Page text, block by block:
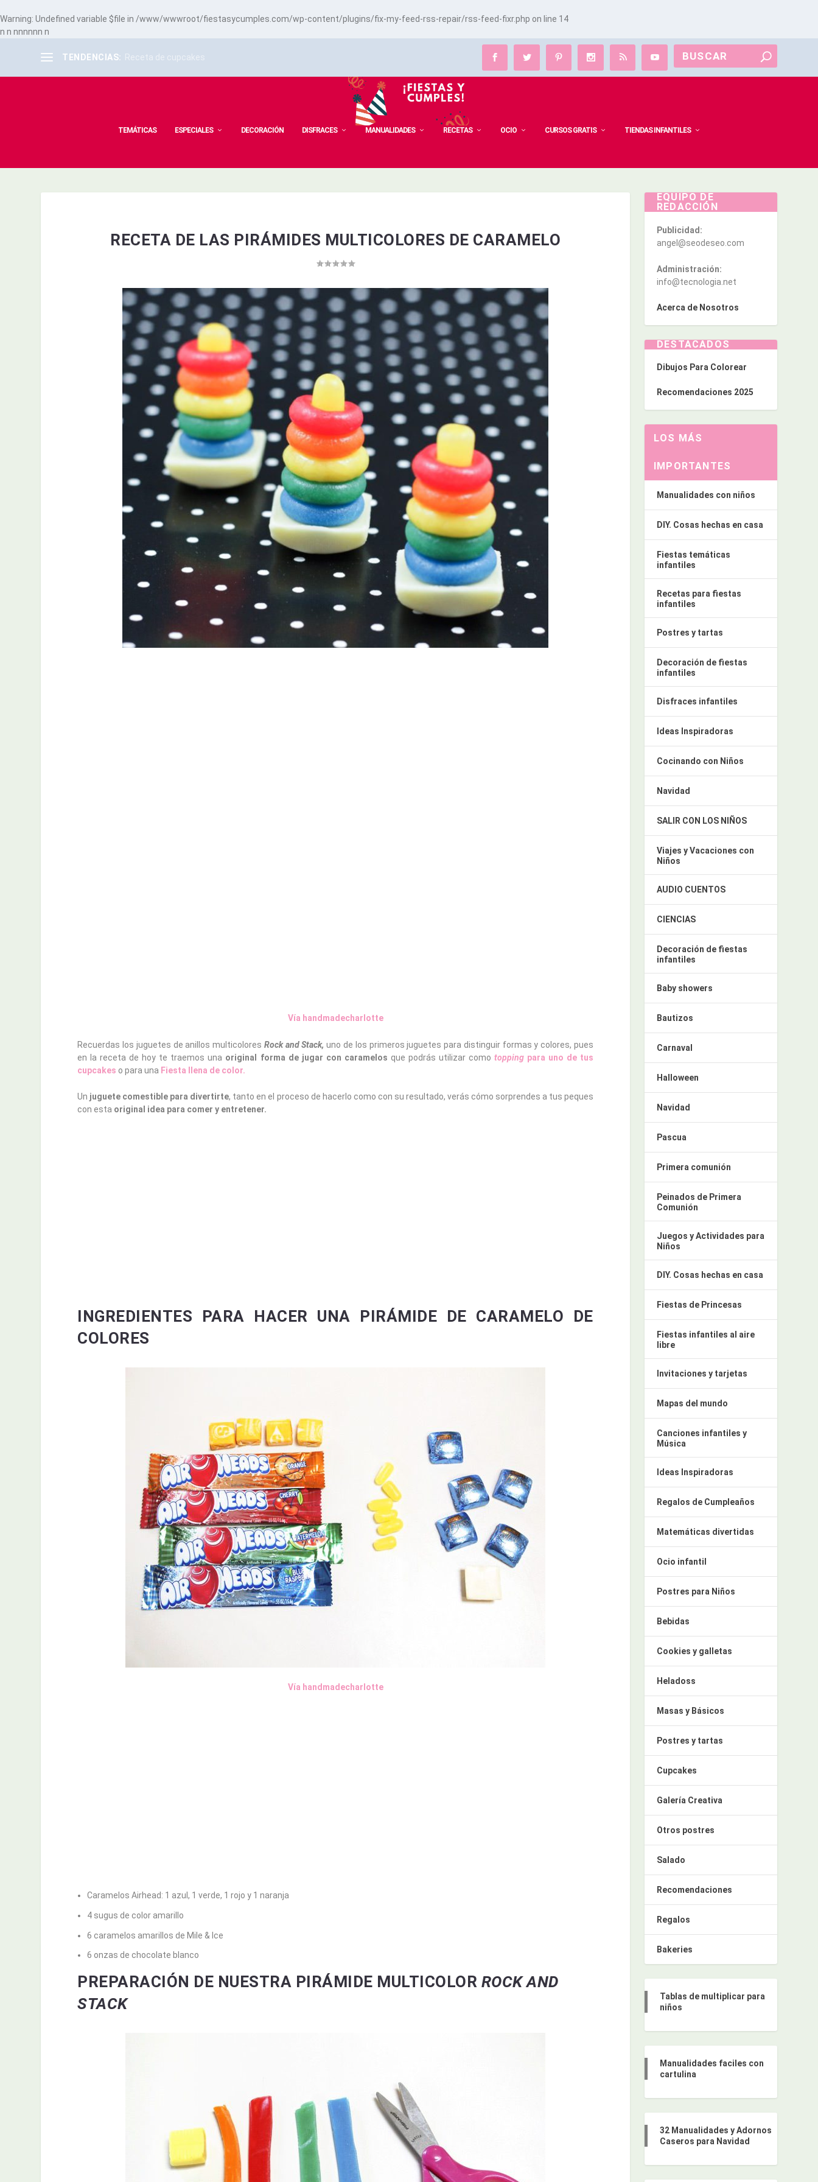
Warning: Undefined variable $file in /www/wwwroot/fiestasycumples.com/wp-content/plugins/fix-my-feed-rss-repair/rss-feed-fixr.php on line 14
n n nnnnnn n
TENDENCIAS: Receta de cupcakes
TEMÁTICAS ESPECIALES DECORACIÓN DISFRACES MANUALIDADES RECETAS OCIO CURSOS GRATIS TIENDAS INFANTILES
RECETA DE LAS PIRÁMIDES MULTICOLORES DE CARAMELO
Vía handmadecharlotte
Recuerdas los juguetes de anillos multicolores Rock and Stack, uno de los primeros juguetes para distinguir formas y colores, pues
en la receta de hoy te traemos una original forma de jugar con caramelos que podrás utilizar como toppingpara uno de tus
cupcakes o para una Fiesta llena de color.
Un juguete comestible para divertirte, tanto en el proceso de hacerlo como con su resultado, verás cómo sorprendes a tus peques
con esta original idea para comer y entretener.
INGREDIENTES PARA HACER UNA PIRÁMIDE DE CARAMELO DE
COLORES
Vía handmadecharlotte
Caramelos Airhead: 1 azul, 1 verde, 1 rojo y 1 naranja
4 sugus de color amarillo
6 caramelos amarillos de Mile & Ice
6 onzas de chocolate blanco
PREPARACIÓN DE NUESTRA PIRÁMIDE MULTICOLOR ROCK AND
STACK
EQUIPO DE
REDACCIÓN
Publicidad:
angel@seodeseo.com
Administración:
info@tecnologia.net
Acerca de Nosotros
DESTACADOS
Dibujos Para Colorear
Recomendaciones 2025
LOS MÁS
IMPORTANTES
Manualidades con niños
DIY. Cosas hechas en casa
Fiestas temáticas
infantiles
Recetas para fiestas
infantiles
Postres y tartas
Decoración de fiestas
infantiles
Disfraces infantiles
Ideas Inspiradoras
Cocinando con Niños
Navidad
SALIR CON LOS NIÑOS
Viajes y Vacaciones con
Niños
AUDIO CUENTOS
CIENCIAS
Decoración de fiestas
infantiles
Baby showers
Bautizos
Carnaval
Halloween
Navidad
Pascua
Primera comunión
Peinados de Primera
Comunión
Juegos y Actividades para
Niños
DIY. Cosas hechas en casa
Fiestas de Princesas
Fiestas infantiles al aire
libre
Invitaciones y tarjetas
Mapas del mundo
Canciones infantiles y
Música
Ideas Inspiradoras
Regalos de Cumpleaños
Matemáticas divertidas
Ocio infantil
Postres para Niños
Bebidas
Cookies y galletas
Heladoss
Masas y Básicos
Postres y tartas
Cupcakes
Galería Creativa
Otros postres
Salado
Recomendaciones
Regalos
Bakeries
Tablas de multiplicar para
niños
Manualidades faciles con
cartulina
32 Manualidades y Adornos
Caseros para Navidad